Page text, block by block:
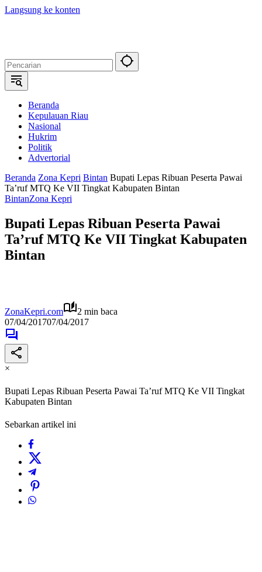
Langsung ke konten
Beranda
Kepulauan Riau
Nasional
Hukrim
Politik
Advertorial
Beranda Zona Kepri Bintan Bupati Lepas Ribuan Peserta Pawai
Ta’ruf MTQ Ke VII Tingkat Kabupaten Bintan
BintanZona Kepri
Bupati Lepas Ribuan Peserta Pawai
Ta’ruf MTQ Ke VII Tingkat Kabupaten
Bintan
ZonaKepri.com
2 min baca
07/04/201707/04/2017
×
Bupati Lepas Ribuan Peserta Pawai Ta’ruf MTQ Ke VII Tingkat
Kabupaten Bintan
Sebarkan artikel ini